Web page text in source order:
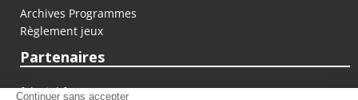
Archives Programmes
Règlement jeux
Partenaires
fiducial.fr